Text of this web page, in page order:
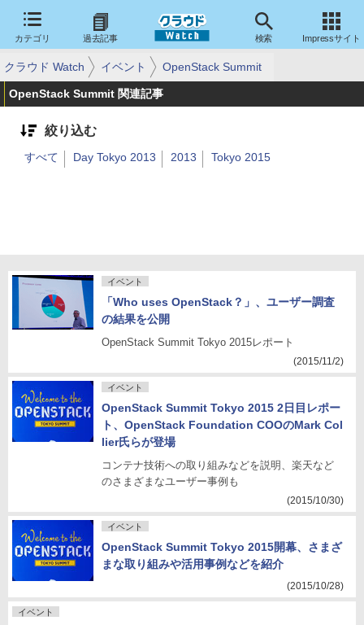
カテゴリ 過去記事 検索 Impressサイト
クラウド Watch イベント OpenStack Summit
OpenStack Summit 関連記事
絞り込む
すべて Day Tokyo 2013 2013 Tokyo 2015
イベント
「Who uses OpenStack？」、ユーザー調査
の結果を公開
OpenStack Summit Tokyo 2015レポート
(2015/11/2)
イベント
OpenStack Summit Tokyo 2015 2日目レポー
ト、OpenStack Foundation COOのMark Col
lier氏らが登場
コンテナ技術への取り組みなどを説明、楽天など
のさまざまなユーザー事例も
(2015/10/30)
イベント
OpenStack Summit Tokyo 2015開幕、さまざ
まな取り組みや活用事例などを紹介
(2015/10/28)
イベント